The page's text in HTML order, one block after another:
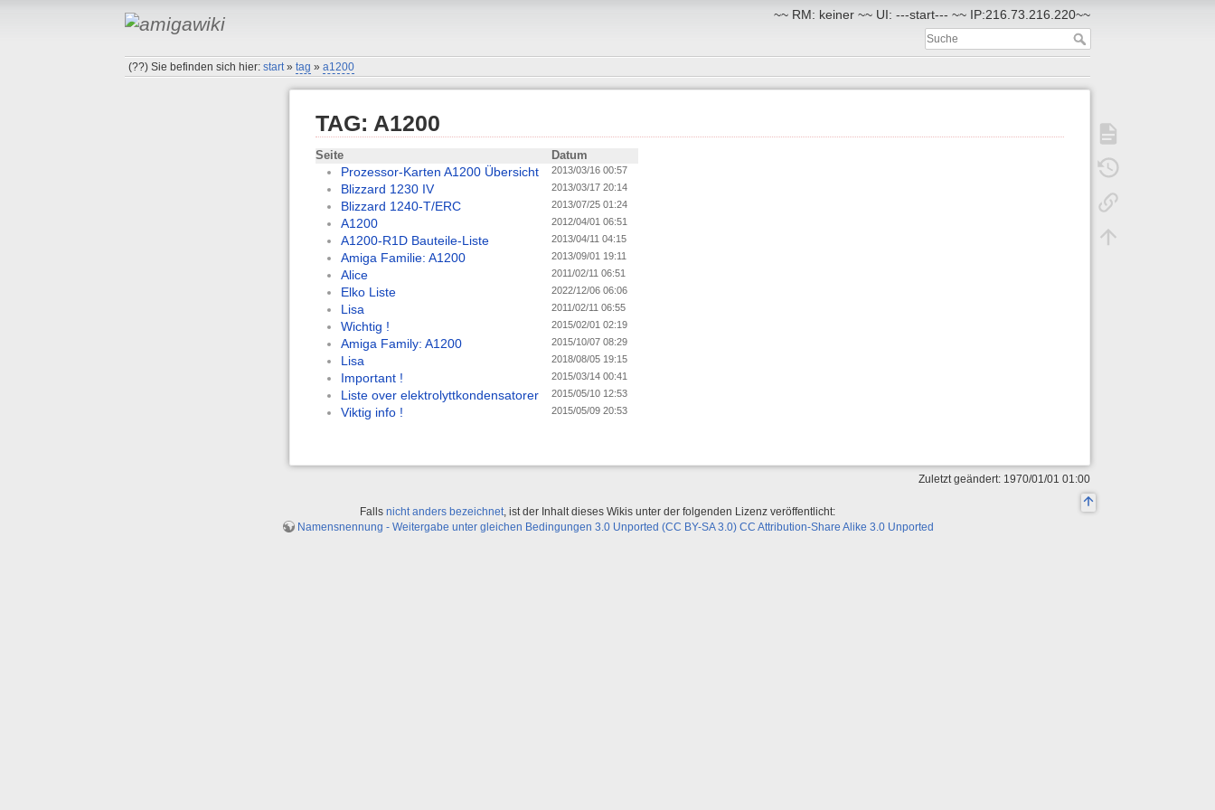
~~ RM: keiner ~~ UI: ---start--- ~~ IP:216.73.216.220~~
(??)Sie befinden sich hier:start »tag »a1200
TAG: A1200
Seite Datum
Prozessor-Karten A1200 Übersicht 2013/03/16 00:57
Blizzard 1230 IV 2013/03/17 20:14
Blizzard 1240-T/ERC 2013/07/25 01:24
A1200 2012/04/01 06:51
A1200-R1D Bauteile-Liste 2013/04/11 04:15
Amiga Familie: A1200 2013/09/01 19:11
Alice 2011/02/11 06:51
Elko Liste 2022/12/06 06:06
Lisa 2011/02/11 06:55
Wichtig ! 2015/02/01 02:19
Amiga Family: A1200 2015/10/07 08:29
Lisa 2018/08/05 19:15
Important ! 2015/03/14 00:41
Liste over elektrolyttkondensatorer 2015/05/10 12:53
Viktig info ! 2015/05/09 20:53
Zuletzt geändert: 1970/01/01 01:00
Falls nicht anders bezeichnet, ist der Inhalt dieses Wikis unter der folgenden Lizenz veröffentlicht:
Namensnennung - Weitergabe unter gleichen Bedingungen 3.0 Unported (CC BY-SA 3.0) CC Attribution-Share Alike 3.0 Unported